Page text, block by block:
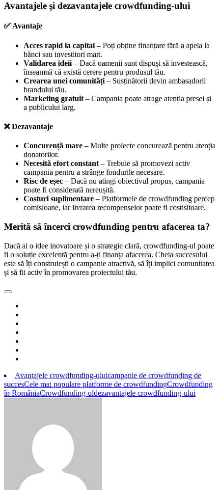
Avantajele și dezavantajele crowdfunding-ului
✅ Avantaje
Acces rapid la capital – Poți obține finanțare fără a apela la
bănci sau investitori mari.
Validarea ideii – Dacă oamenii sunt dispuși să investească,
înseamnă că există cerere pentru produsul tău.
Crearea unei comunități – Susținătorii devin ambasadorii
brandului tău.
Marketing gratuit – Campania poate atrage atenția presei și
a publicului larg.
❌Dezavantaje
Concurență mare – Multe proiecte concurează pentru atenția
donatorilor.
Necesită efort constant – Trebuie să promovezi activ
campania pentru a strânge fondurile necesare.
Risc de eșec – Dacă nu atingi obiectivul propus, campania
poate fi considerată nereușită.
Costuri suplimentare – Platformele de crowdfunding percep
comisioane, iar livrarea recompenselor poate fi costisitoare.
Merită să încerci crowdfunding pentru afacerea ta?
Dacă ai o idee inovatoare și o strategie clară, crowdfunding-ul poate
fi o soluție excelentă pentru a-ți finanța afacerea. Cheia succesului
este să îți construiești o campanie atractivă, să îți implici comunitatea
și să fii activ în promovarea proiectului tău.
Avantajele crowdfunding-uluicampanie de crowdfunding de
succesCele mai populare platforme de crowdfundingCrowdfunding
în RomâniaCrowdfunding-uldezavantajele crowdfunding-ului